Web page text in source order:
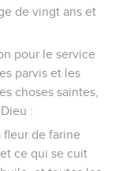
de vingt ans et
pour le service
parvis et les
choses saintes,
:
fleur de farine
ce qui se cuit